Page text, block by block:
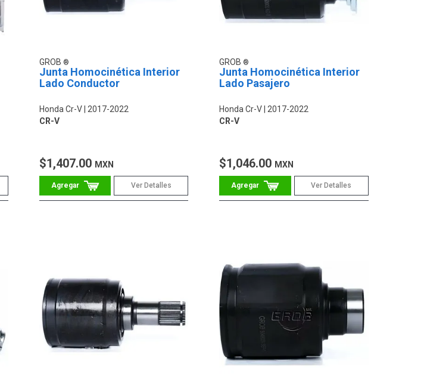
GROB
Junta Homocinética Interior
Lado Conductor
Honda Cr-V 2017-2022
CR-V
$1,407.00 MXN
Ver Detalles
GROB
Junta Homocinética Interior
Lado Pasajero
Honda Cr-V 2017-2022
CR-V
$1,046.00 MXN
Ver Detalles